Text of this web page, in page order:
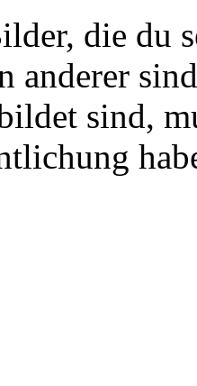
die du
anderer
sind,